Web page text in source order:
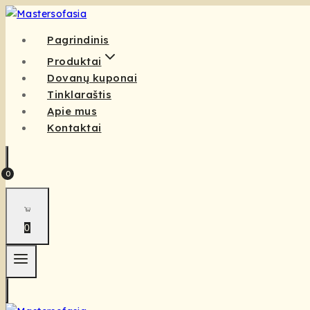
Pagrindinis
Produktai
Dovanų kuponai
Tinklaraštis
Apie mus
Kontaktai
0
0